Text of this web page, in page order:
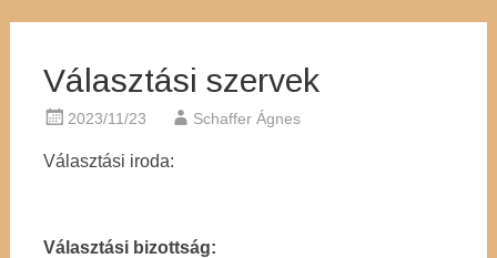
Választási szervek
2023/11/23 Schaffer Ágnes
Választási iroda:
Választási bizottság: